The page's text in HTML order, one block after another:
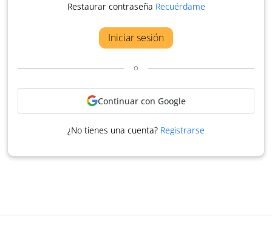
Restaurar contraseña Recuérdame
Iniciar sesión
o
Continuar con Google
¿No tienes una cuenta? Registrarse